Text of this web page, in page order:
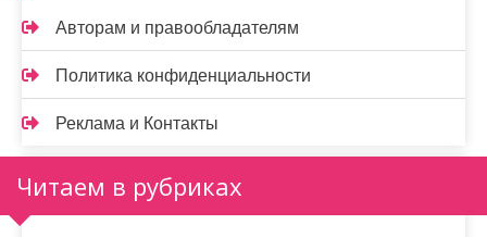
Авторам и правообладателям
Политика конфиденциальности
Реклама и Контакты
Читаем в рубриках